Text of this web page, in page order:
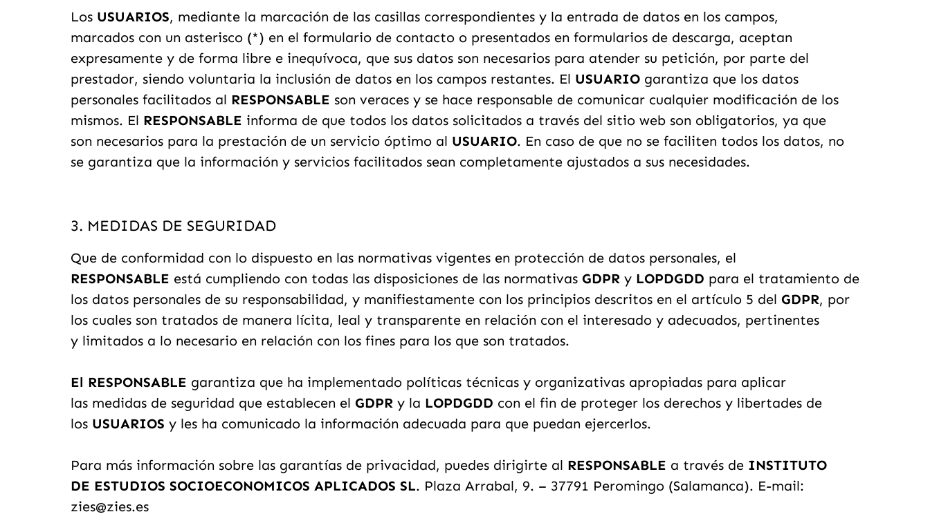
Los USUARIOS, mediante la marcación de las casillas correspondientes y la entrada de datos en los campos,
marcados con un asterisco (*) en el formulario de contacto o presentados en formularios de descarga, aceptan
expresamente y de forma libre e inequívoca, que sus datos son necesarios para atender su petición, por parte del
prestador, siendo voluntaria la inclusión de datos en los campos restantes. El USUARIO garantiza que los datos
personales facilitados al RESPONSABLE son veraces y se hace responsable de comunicar cualquier modificación de los
mismos. El RESPONSABLE informa de que todos los datos solicitados a través del sitio web son obligatorios, ya que
son necesarios para la prestación de un servicio óptimo al USUARIO. En caso de que no se faciliten todos los datos, no
se garantiza que la información y servicios facilitados sean completamente ajustados a sus necesidades.
3. MEDIDAS DE SEGURIDAD
Que de conformidad con lo dispuesto en las normativas vigentes en protección de datos personales, el
RESPONSABLE está cumpliendo con todas las disposiciones de las normativas GDPR y LOPDGDD para el tratamiento de
los datos personales de su responsabilidad, y manifiestamente con los principios descritos en el artículo 5 del GDPR, por
los cuales son tratados de manera lícita, leal y transparente en relación con el interesado y adecuados, pertinentes
y limitados a lo necesario en relación con los fines para los que son tratados.
El RESPONSABLE garantiza que ha implementado políticas técnicas y organizativas apropiadas para aplicar
las medidas de seguridad que establecen el GDPR y la LOPDGDD con el fin de proteger los derechos y libertades de
los USUARIOS y les ha comunicado la información adecuada para que puedan ejercerlos.
Para más información sobre las garantías de privacidad, puedes dirigirte al RESPONSABLE a través de INSTITUTO
DE ESTUDIOS SOCIOECONOMICOS APLICADOS SL. Plaza Arrabal, 9. – 37791 Peromingo (Salamanca). E-mail:
zies@zies.es